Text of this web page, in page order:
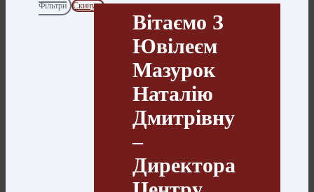
Фільтри
Скинути
Вітаємо З
Ювілеєм
Мазурок
Наталію
Дмитрівну
–
Директора